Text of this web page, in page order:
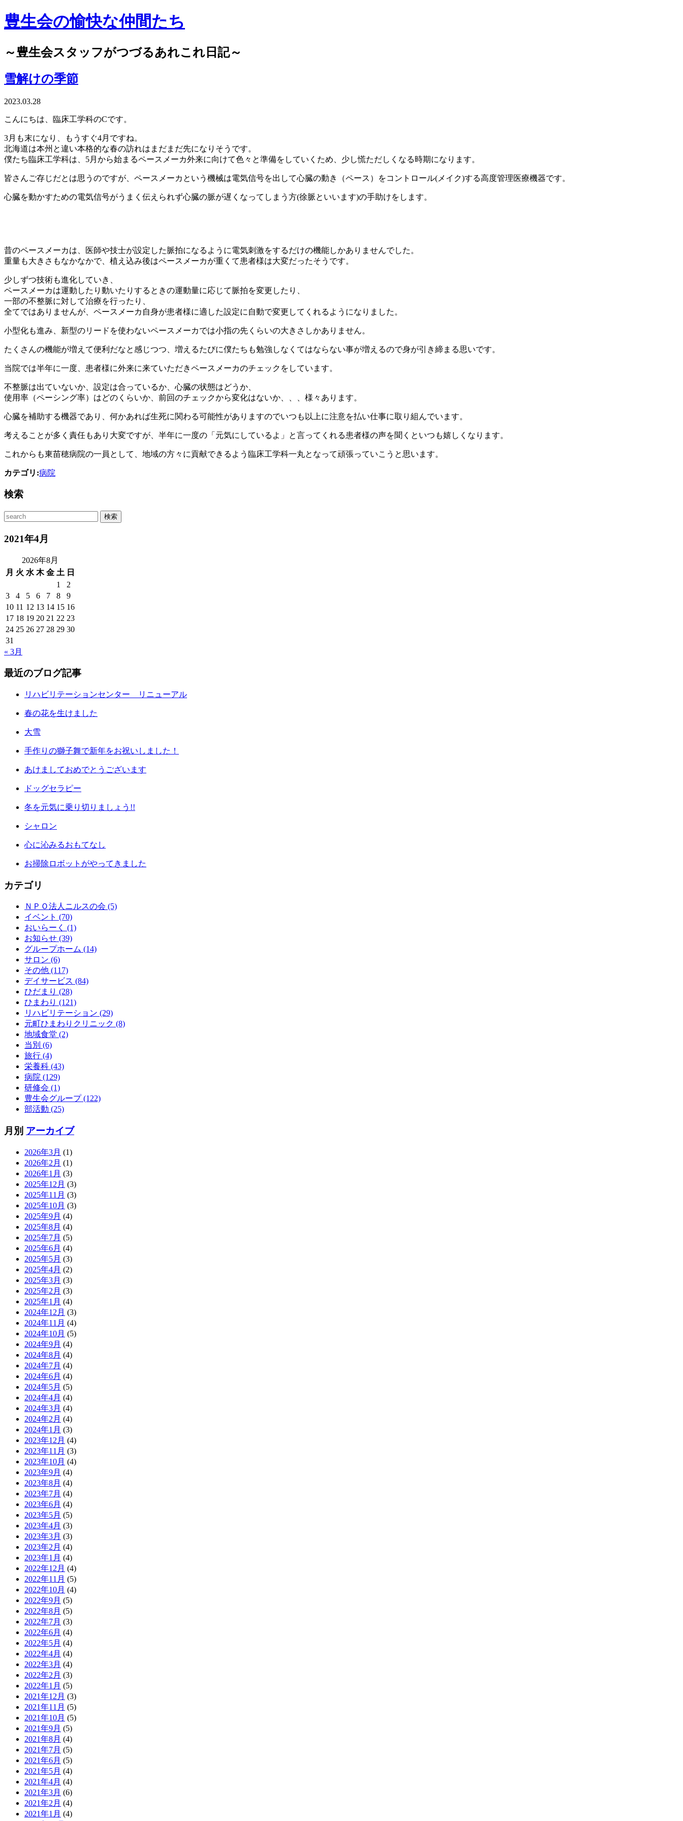
豊生会の愉快な仲間たち
～豊生会スタッフがつづるあれこれ日記～
雪解けの季節
2023.03.28
こんにちは、臨床工学科のCです。
3月も末になり、もうすぐ4月ですね。
北海道は本州と違い本格的な春の訪れはまだまだ先になりそうです。
僕たち臨床工学科は、5月から始まるペースメーカ外来に向けて色々と準備をしていくため、少し慌ただしくなる時期になります。
皆さんご存じだとは思うのですが、ペースメーカという機械は電気信号を出して心臓の動き（ペース）をコントロール(メイク)する高度管理医療機器です。
心臓を動かすための電気信号がうまく伝えられず心臓の脈が遅くなってしまう方(徐脈といいます)の手助けをします。
昔のペースメーカは、医師や技士が設定した脈拍になるように電気刺激をするだけの機能しかありませんでした。
重量も大きさもなかなかで、植え込み後はペースメーカが重くて患者様は大変だったそうです。
少しずつ技術も進化していき、
ペースメーカは運動したり動いたりするときの運動量に応じて脈拍を変更したり、
一部の不整脈に対して治療を行ったり、
全てではありませんが、ペースメーカ自身が患者様に適した設定に自動で変更してくれるようになりました。
小型化も進み、新型のリードを使わないペースメーカでは小指の先くらいの大きさしかありません。
たくさんの機能が増えて便利だなと感じつつ、増えるたびに僕たちも勉強しなくてはならない事が増えるので身が引き締まる思いです。
当院では半年に一度、患者様に外来に来ていただきペースメーカのチェックをしています。
不整脈は出ていないか、設定は合っているか、心臓の状態はどうか、
使用率（ペーシング率）はどのくらいか、前回のチェックから変化はないか、、、様々あります。
心臓を補助する機器であり、何かあれば生死に関わる可能性がありますのでいつも以上に注意を払い仕事に取り組んでいます。
考えることが多く責任もあり大変ですが、半年に一度の「元気にしているよ」と言ってくれる患者様の声を聞くといつも嬉しくなります。
これからも東苗穂病院の一員として、地域の方々に貢献できるよう臨床工学科一丸となって頑張っていこうと思います。
カテゴリ:病院
検索
2021年4月
2026年8月
月 火 水 木 金 土 日
1
2
3
4 5 6 7 8
9
10 11 12 13 14 15 16
17 18 19 20 21 22 23
24 25 26 27 28 29 30
31
« 3月
最近のブログ記事
リハビリテーションセンター リニューアル
春の花を生けました
大雪
手作りの獅子舞で新年をお祝いしました！
あけましておめでとうございます
ドッグセラピー
冬を元気に乗り切りましょう!!
シャロン
心に沁みるおもてなし
お掃除ロボットがやってきました
カテゴリ
ＮＰＯ法人ニルスの会 (5)
イベント (70)
おいらーく (1)
お知らせ (39)
グループホーム (14)
サロン (6)
その他 (117)
デイサービス (84)
ひだまり (28)
ひまわり (121)
リハビリテーション (29)
元町ひまわりクリニック (8)
地域食堂 (2)
当別 (6)
旅行 (4)
栄養科 (43)
病院 (129)
研修会 (1)
豊生会グループ (122)
部活動 (25)
月別 アーカイブ
2026年3月 (1)
2026年2月 (1)
2026年1月 (3)
2025年12月 (3)
2025年11月 (3)
2025年10月 (3)
2025年9月 (4)
2025年8月 (4)
2025年7月 (5)
2025年6月 (4)
2025年5月 (3)
2025年4月 (2)
2025年3月 (3)
2025年2月 (3)
2025年1月 (4)
2024年12月 (3)
2024年11月 (4)
2024年10月 (5)
2024年9月 (4)
2024年8月 (4)
2024年7月 (4)
2024年6月 (4)
2024年5月 (5)
2024年4月 (4)
2024年3月 (4)
2024年2月 (4)
2024年1月 (3)
2023年12月 (4)
2023年11月 (3)
2023年10月 (4)
2023年9月 (4)
2023年8月 (4)
2023年7月 (4)
2023年6月 (4)
2023年5月 (5)
2023年4月 (3)
2023年3月 (3)
2023年2月 (4)
2023年1月 (4)
2022年12月 (4)
2022年11月 (5)
2022年10月 (4)
2022年9月 (5)
2022年8月 (5)
2022年7月 (3)
2022年6月 (4)
2022年5月 (4)
2022年4月 (4)
2022年3月 (4)
2022年2月 (3)
2022年1月 (5)
2021年12月 (3)
2021年11月 (5)
2021年10月 (5)
2021年9月 (5)
2021年8月 (4)
2021年7月 (5)
2021年6月 (5)
2021年5月 (4)
2021年4月 (4)
2021年3月 (6)
2021年2月 (4)
2021年1月 (4)